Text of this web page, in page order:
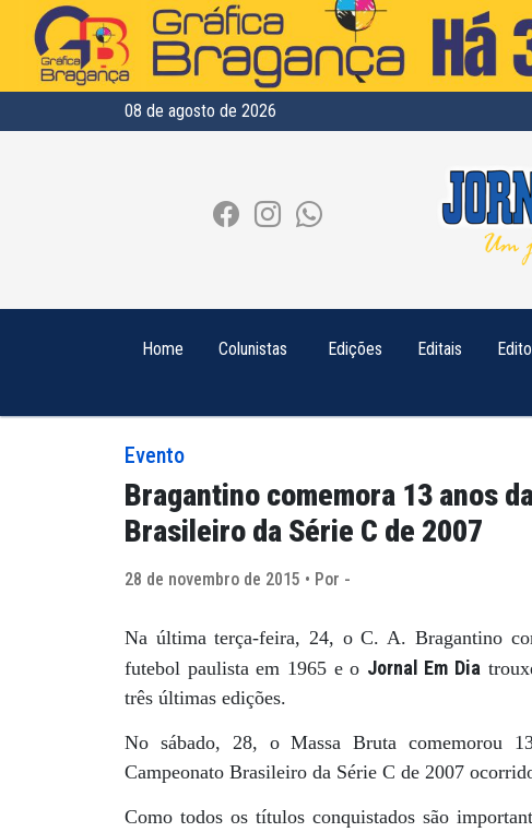
08 de agosto de 2026
Home Colunistas Edições Editais
Evento
Bragantino comemora 13 anos
Brasileiro da Série C de 2007
28 de novembro de 2015 • Por -
Na última terça-feira, 24, o C. A. Bragantino
futebol paulista em 1965 e o Jornal Em Dia
três últimas edições.
No sábado, 28, o Massa Bruta comemorou
Campeonato Brasileiro da Série C de 2007
Como todos os títulos conquistados são